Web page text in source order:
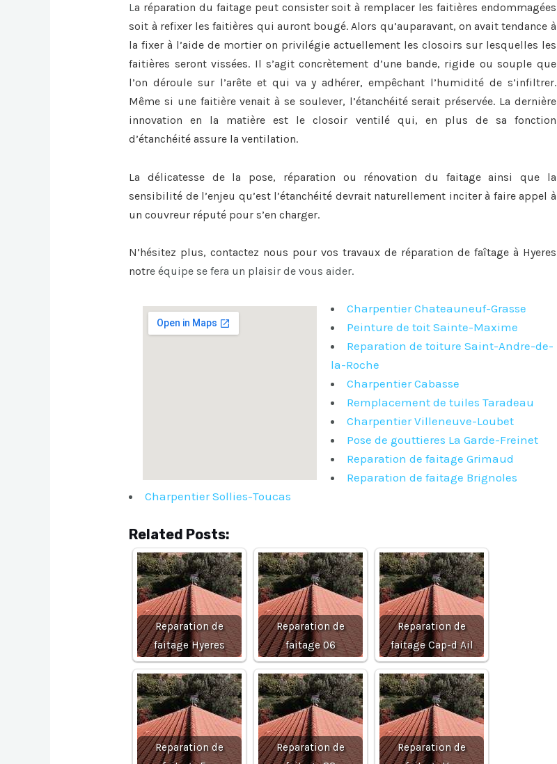
La réparation du faitage peut consister soit à remplacer les faitières endommagées
soit à refixer les faitières qui auront bougé. Alors qu’auparavant, on avait tendance à
la fixer à l’aide de mortier on privilégie actuellement les closoirs sur lesquelles les
faitières seront vissées. Il s’agit concrètement d’une bande, rigide ou souple que
l’on déroule sur l’arête et qui va y adhérer, empêchant l’humidité de s’infiltrer.
Même si une faitière venait à se soulever, l’étanchéité serait préservée. La dernière
innovation en la matière est le closoir ventilé qui, en plus de sa fonction
d’étanchéité assure la ventilation.
La délicatesse de la pose, réparation ou rénovation du faitageainsi que la
sensibilité de l’enjeu qu’est l’étanchéité devrait naturellement inciter à faire appel à
un couvreur réputé pour s’en charger.
N’hésitez plus, contactez nous pour vos travaux de réparation de faîtage à Hyeres
notre équipe se fera un plaisir de vous aider.
Charpentier Chateauneuf-Grasse
Peinture de toit Sainte-Maxime
Reparation de toiture Saint-Andre-de-
la-Roche
Charpentier Cabasse
Remplacement de tuiles Taradeau
Charpentier Villeneuve-Loubet
Pose de gouttieres La Garde-Freinet
Reparation de faitage Grimaud
Reparation de faitage Brignoles
Charpentier Sollies-Toucas
Related Posts:
Reparation de
faitage Hyeres
Reparation de
faitage 06
Reparation de
faitage Cap-d Ail
Reparation de
Reparation de
Reparation de